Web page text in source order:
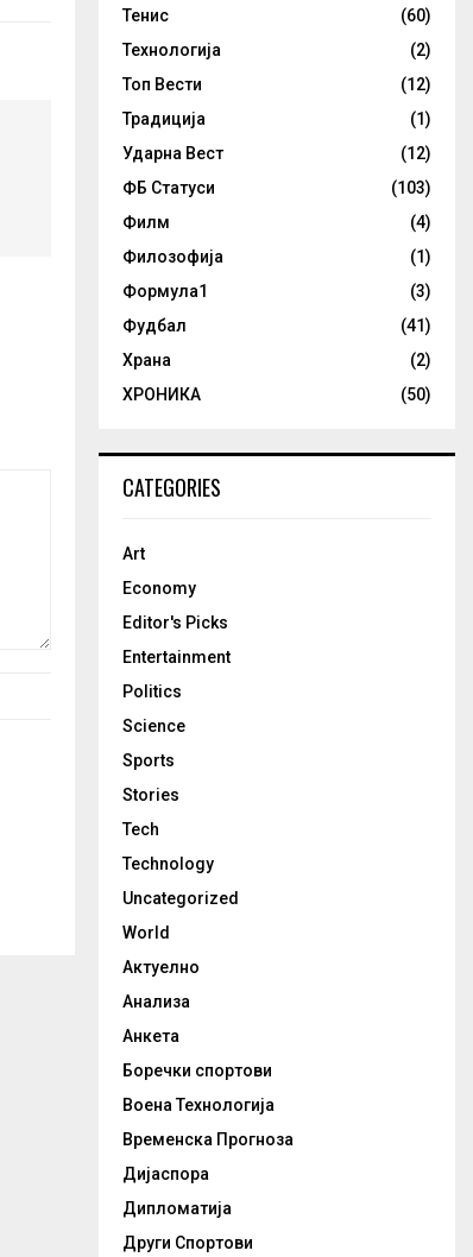
Тенис
(60)
Технологија
(2)
Топ Вести
(12)
Традиција
(1)
Ударна Вест
(12)
ФБ Статуси
(103)
Филм
(4)
Филозофија
(1)
Формула1
(3)
Фудбал
(41)
Храна
(2)
ХРОНИКА
(50)
CATEGORIES
Art
Economy
Editor's Picks
Entertainment
Politics
Science
Sports
Stories
Tech
Technology
Uncategorized
World
Актуелно
Анализа
Анкета
Боречки спортови
Воена Технологија
Временска Прогноза
Дијаспора
Дипломатија
Други Спортови